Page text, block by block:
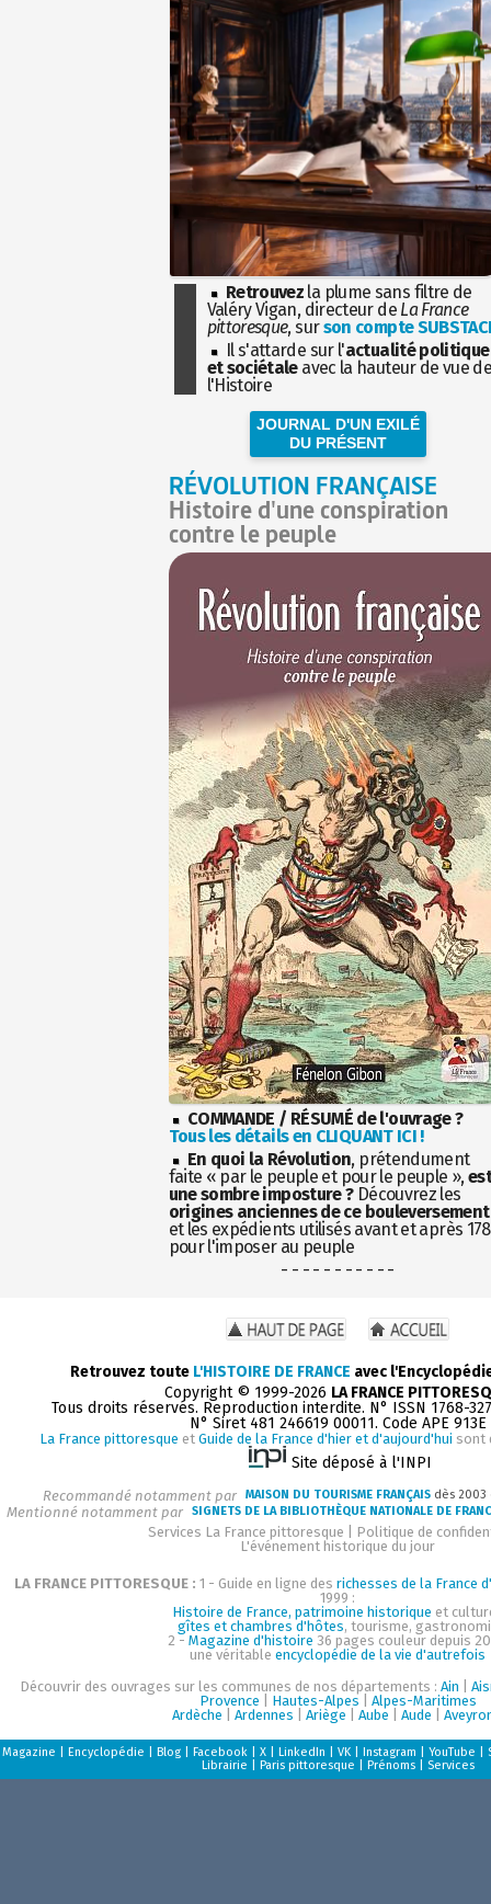
Retrouvez la plume sans filtre de
Valéry Vigan, directeur de La France
pittoresque, surson compte
Il s'attarde sur l'actualité politique
et sociétaleavec la hauteur de vue
l'Histoire
JOURNAL D'UN EXILÉ
DU PRÉSENT
RÉVOLUTION FRANÇAISE
Histoire d'une conspiration
contre le peuple
COMMANDE / RÉSUMÉ de l'ouvrage ?
Tous les détails en CLIQUANT ICI !
En quoi la Révolution, prétendument
faite « par le peuple et pour le peuple »,
une sombre imposture ?Découvrez les
origines anciennes de ce bouleversement
et les expédients utilisés avant et après
pour l'imposer au peuple
- - - - - - - - - - -
Retrouvez toute L'HISTOIRE DE FRANCE avec
Copyright © 1999-2026 LA FRANCE
Tous droits réservés. Reproduction interdite. N° ISSN 1768-
N° Siret 481 246619 00011. Code APE 913E
La France pittoresque et Guide de la France d'hier et d'aujourd'hui sont
Site déposé à l'INPI
Recommandé notamment par MAISON DU TOURISME FRANÇAIS dès
Mentionné notamment par SIGNETS DE LA BIBLIOTHÈQUE NATIONALE DE
Services La France pittoresque
Politique de
L'événement historique du jour
LA FRANCE PITTORESQUE : 1 - Guide en ligne des richesses de la France
1999 :
Histoire de France, patrimoine historique et
gîtes et chambres d'hôtes, tourisme,
2 - Magazine d'histoire 36 pages couleur depuis
une véritable encyclopédie de la vie d'autrefois
Découvrir des ouvrages sur les communes de nos départements : Ain
Provence
Hautes-Alpes
Alpes-Maritimes
Ardèche
Ardennes Ariège Aube Aude
Magazine Encyclopédie Blog| Facebook| X| LinkedIn VK| Instagram YouTube
Librairie
Paris pittoresque Prénoms| Services